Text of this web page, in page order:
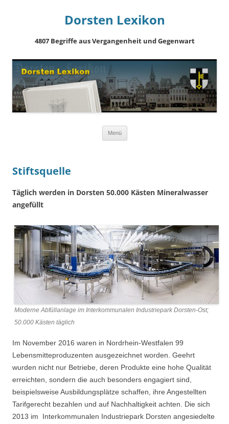
Dorsten Lexikon
4807 Begriffe aus Vergangenheit und Gegenwart
Menü
Stiftsquelle
Täglich werden in Dorsten 50.000 Kästen Mineralwasser
angefüllt
Moderne Abfüllanlage im Interkommunalen Industriepark Dorsten-Ost;
50.000 Kästen täglich
Im November 2016 waren in Nordrhein-Westfalen 99
Lebensmitteproduzenten ausgezeichnet worden. Geehrt
wurden nicht nur Betriebe, deren Produkte eine hohe Qualität
erreichten, sondern die auch besonders engagiert sind,
beispielsweise Ausbildungsplätze schaffen, ihre Angestellten
Tarifgerecht bezahlen und auf Nachhaltigkeit achten. Die sich
2013 im Interkommunalen Industriepark Dorsten angesiedelte